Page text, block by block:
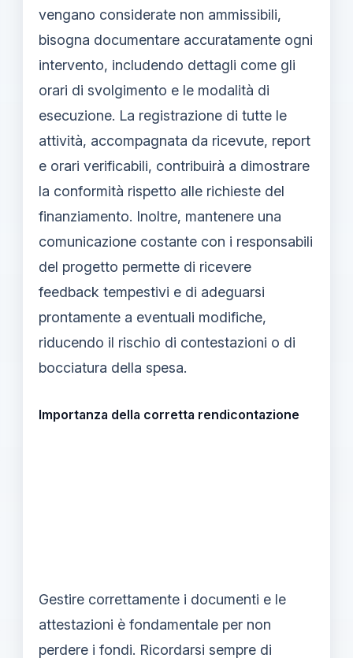
vengano considerate non ammissibili,
bisogna documentare accuratamente ogni
intervento, includendo dettagli come gli
orari di svolgimento e le modalità di
esecuzione. La registrazione di tutte le
attività, accompagnata da ricevute, report
e orari verificabili, contribuirà a dimostrare
la conformità rispetto alle richieste del
finanziamento. Inoltre, mantenere una
comunicazione costante con i responsabili
del progetto permette di ricevere
feedback tempestivi e di adeguarsi
prontamente a eventuali modifiche,
riducendo il rischio di contestazioni o di
bocciatura della spesa.
Importanza della corretta rendicontazione
Gestire correttamente i documenti e le
attestazioni è fondamentale per non
perdere i fondi. Ricordarsi sempre di